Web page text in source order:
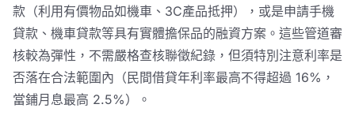
款（利用有價物品如機車、3C產品抵押），或是申請手機
貸款、機車貸款等具有實體擔保品的融資方案。這些管道審
核較為彈性，不需嚴格查核聯徵紀錄，但須特別注意利率是
否落在合法範圍內（民間借貸年利率最高不得超過 16%，
當鋪月息最高 2.5%）。